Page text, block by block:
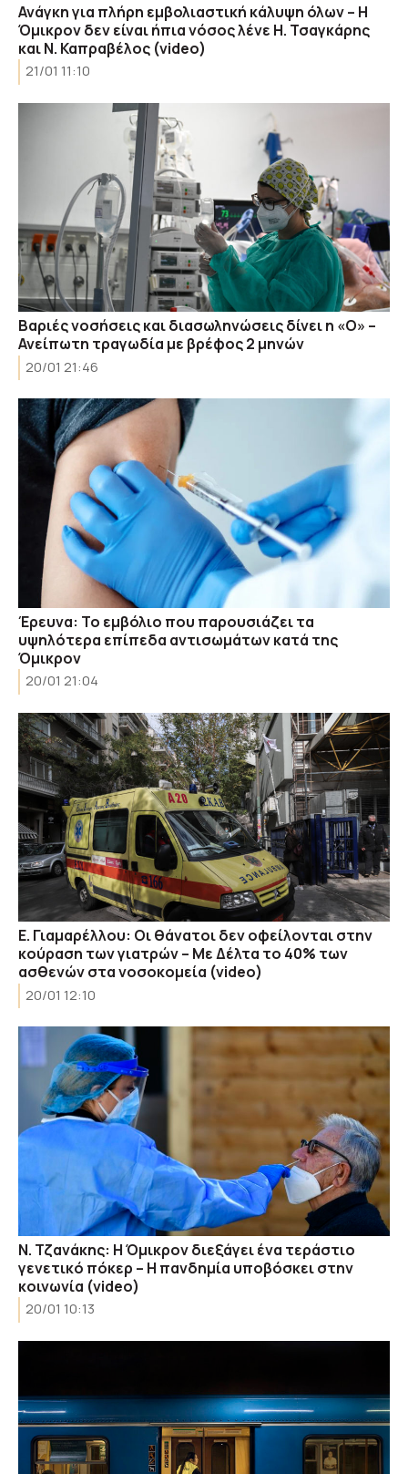
Ανάγκη για πλήρη εμβολιαστική κάλυψη όλων – Η
Όμικρον δεν είναι ήπια νόσος λένε Η. Τσαγκάρης
και Ν. Καπραβέλος (video)
21/01 11:10
Βαριές νοσήσεις και διασωληνώσεις δίνει η «Ο» –
Ανείπωτη τραγωδία με βρέφος 2 μηνών
20/01 21:46
Έρευνα: Το εμβόλιο που παρουσιάζει τα
υψηλότερα επίπεδα αντισωμάτων κατά της
Όμικρον
20/01 21:04
Ε. Γιαμαρέλλου: Οι θάνατοι δεν οφείλονται στην
κούραση των γιατρών – Με Δέλτα το 40% των
ασθενών στα νοσοκομεία (video)
20/01 12:10
Ν. Τζανάκης: Η Όμικρον διεξάγει ένα τεράστιο
γενετικό πόκερ – Η πανδημία υποβόσκει στην
κοινωνία (video)
20/01 10:13